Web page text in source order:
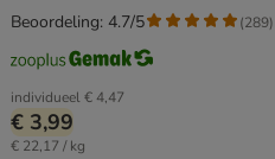
individueel€ 4,47
€ 3,99
€ 22,17 / kg
Beoordeling: 4.7/5 (289)